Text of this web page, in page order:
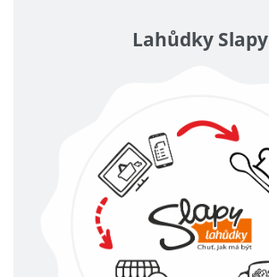
Lahůdky Slapy